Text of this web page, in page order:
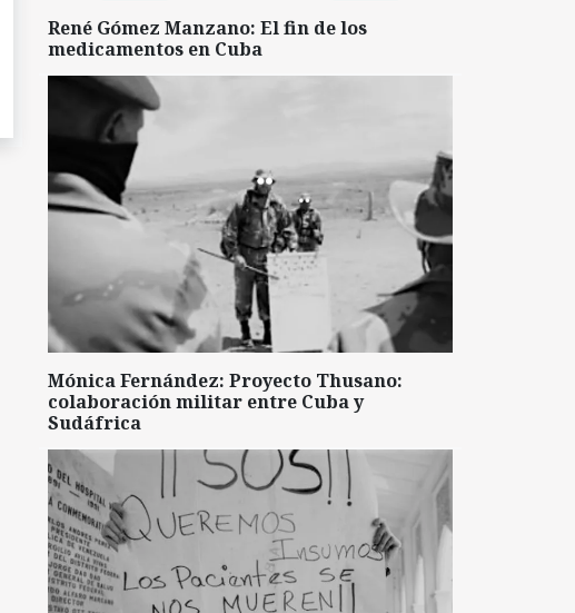
René Gómez Manzano: El fin de los
medicamentos en Cuba
Mónica Fernández: Proyecto Thusano:
colaboración militar entre Cuba y
Sudáfrica